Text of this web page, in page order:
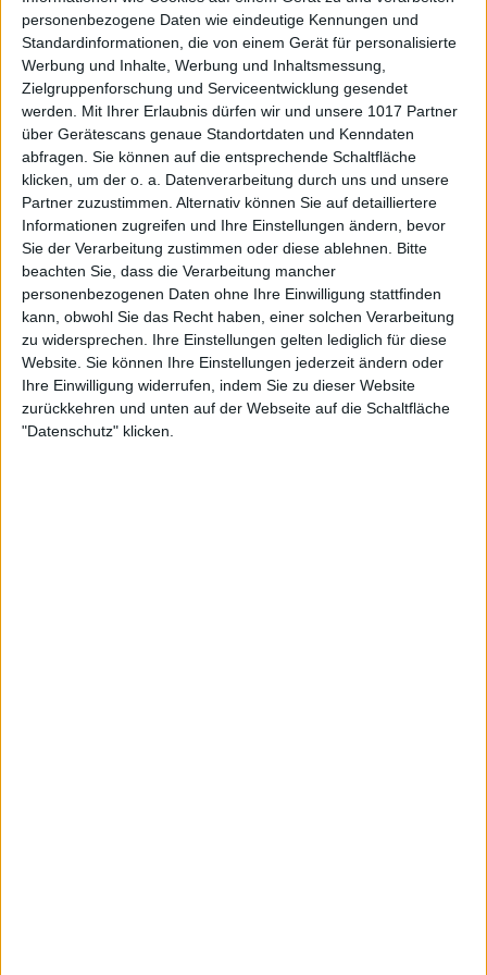
personenbezogene Daten wie eindeutige Kennungen und
Standardinformationen, die von einem Gerät für personalisierte
Werbung und Inhalte, Werbung und Inhaltsmessung,
Zielgruppenforschung und Serviceentwicklung gesendet
werden.
Mit Ihrer Erlaubnis dürfen wir und unsere 1017 Partner
über Gerätescans genaue Standortdaten und Kenndaten
abfragen. Sie können auf die entsprechende Schaltfläche
klicken, um der o. a. Datenverarbeitung durch uns und unsere
Partner zuzustimmen. Alternativ können Sie auf detailliertere
Informationen zugreifen und Ihre Einstellungen ändern, bevor
Sie der Verarbeitung zustimmen oder diese ablehnen.
Bitte
beachten Sie, dass die Verarbeitung mancher
personenbezogenen Daten ohne Ihre Einwilligung stattfinden
kann, obwohl Sie das Recht haben, einer solchen Verarbeitung
zu widersprechen. Ihre Einstellungen gelten lediglich für diese
Website. Sie können Ihre Einstellungen jederzeit ändern oder
Ihre Einwilligung widerrufen, indem Sie zu dieser Website
zurückkehren und unten auf der Webseite auf die Schaltfläche
"Datenschutz" klicken.